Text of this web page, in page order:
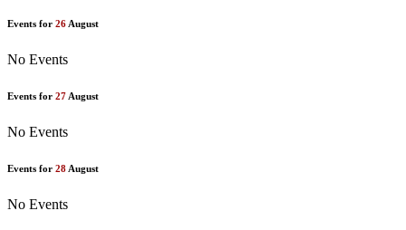
Events for 26 August
No Events
Events for 27 August
No Events
Events for 28 August
No Events